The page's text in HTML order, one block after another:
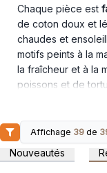
Chaque pièce est
de coton doux et
chaudes et
motifs peints à la
la fraîcheur et à la
poissons et de
maléfiques ou
Pourquoi stocker
Tendance et
vogue au
Affichage 39 de
Nouveautés
Connectez-vous
inscrivez-vous
accéder aux prix